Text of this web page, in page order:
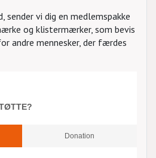
sender vi dig en medlemspakke
og klistermærker, som bevis
andre mennesker, der færdes